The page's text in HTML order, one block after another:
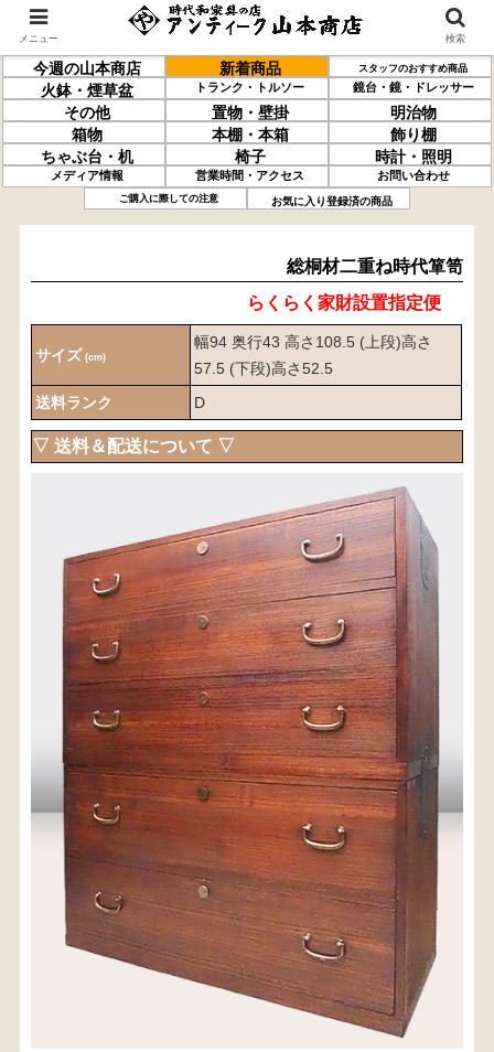
今週の山本商店 新着商品 スタッフのおすすめ商品
火鉢・煙草盆 トランク・トルソー 鏡台・鏡・ドレッサー
その他 置物・壁掛
明治物
箱物
本棚・本箱
飾り棚
ちゃぶ台・机
椅子 時計・照明
メディア情報 営業時間・アクセス お問い合わせ
ご購入に際しての注意 お気に入り登録済の商品
総桐材二重ね時代箪笥
総桐材二重ね時代箪笥
らくらく家財設置指定便
サイズ (cm)
幅94 奥行43 高さ108.5 (上段)高さ
57.5 (下段)高さ52.5
送料ランク
D
▽ 送料＆配送について ▽
〈送料について〉
・商品代金に送料は含まれておりません。
・送料は、商品のサイズ・発送先地域によって異なり
ます。
・ご購入手続きを進める途中で「宅急便」を選択いた
だくと、自動的に送料が加算されます。
・配送についての詳細は、こちら→
【送料を確認する】
お届け先、送料ランクを選択する事で送料が表
示されます。
お届け先
送料ランク
配送料金(税込)
メニュー 検索